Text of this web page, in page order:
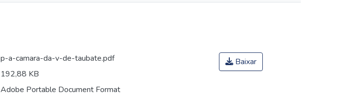
p-a-camara-da-v-de-taubate.pdf
192,88 KB
Adobe Portable Document Format
Baixar